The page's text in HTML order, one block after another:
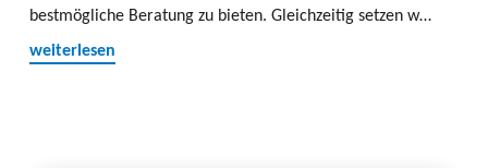
bestmögliche Beratung zu bieten. Gleichzeitig setzen w…
weiterlesen